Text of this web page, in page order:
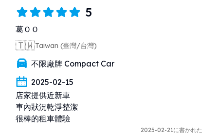
5
葛ＯＯ
🇹🇼Taiwan (臺灣/台灣)
不限廠牌 Compact Car
2025-02-15
店家提供近新車
車內狀況乾淨整潔
很棒的租車體驗
2025-02-21に書かれた